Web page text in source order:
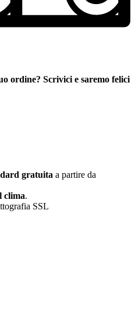
ordine? Scrivici e saremo felici
gratuita a partire da
clima.
SSL